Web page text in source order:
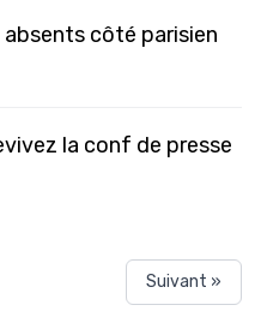
absents côté parisien
la conf de presse
Suivant »